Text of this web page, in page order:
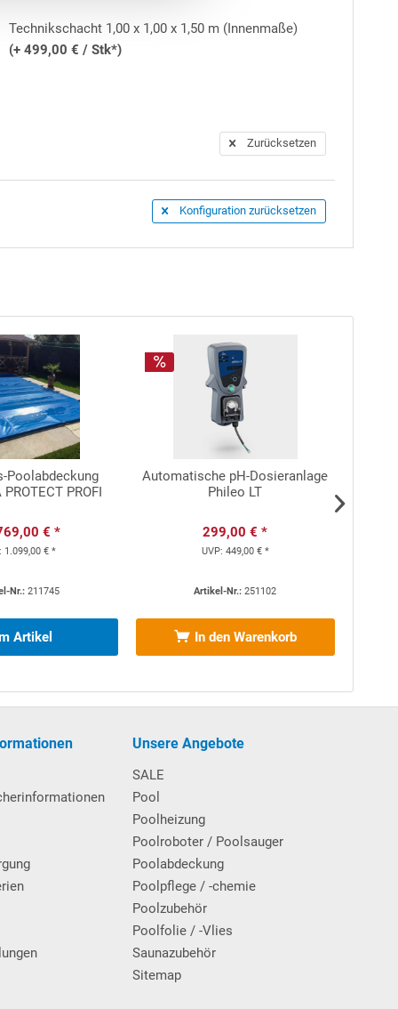
Technikschacht 1,00 x 1,00 x 1,50 m (Innenmaße)
(+ 499,00 € / Stk*)
Zurücksetzen
Konfiguration zurücksetzen
Poolabdeckung
PROFI
€ *
1.099,00 € *
Nr.: 211745
Artikel
Automatische pH-Dosieranlage
Phileo LT
299,00 € *
UVP: 449,00 € *
Artikel-Nr.:251102
In den Warenkorb
Unsere Angebote
SALE
Pool
Poolheizung
Poolroboter / Poolsauger
Poolabdeckung
Poolpflege / -chemie
Poolzubehör
Poolfolie / -Vlies
Saunazubehör
Sitemap